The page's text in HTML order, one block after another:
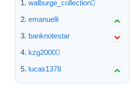
walburge_collection
emanuelli
banknotestar
kzg2000
lucas1378